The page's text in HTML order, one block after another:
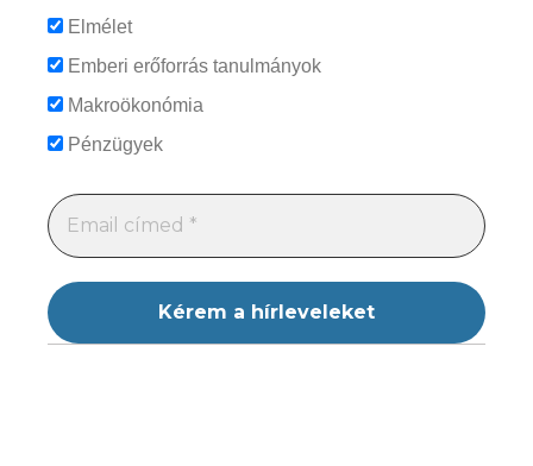
Elmélet
Emberi erőforrás tanulmányok
Makroökonómia
Pénzügyek